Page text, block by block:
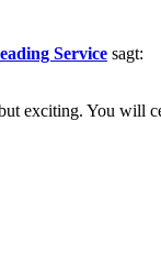
Service sagt:
exciting. You will